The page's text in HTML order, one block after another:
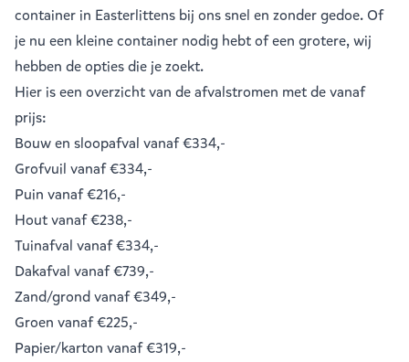
container in Easterlittens bij ons snel en zonder gedoe. Of
je nu een kleine container nodig hebt of een grotere, wij
hebben de opties die je zoekt.
Hier is een overzicht van de afvalstromen met de vanaf
prijs:
Bouw en sloopafval vanaf €334,-
Grofvuil vanaf €334,-
Puin vanaf €216,-
Houtvanaf €238,-
Tuinafval vanaf €334,-
Dakafval vanaf €739,-
Zand/grondvanaf €349,-
Groen vanaf €225,-
Papier/karton vanaf €319,-